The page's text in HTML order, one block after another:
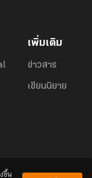
เพิ่มเติม
ข่าวสาร
เขียนนิยาย
ขึ้น